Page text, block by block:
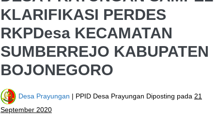
KLARIFIKASI PERDES
RKPDesa KECAMATAN
SUMBERREJO KABUPATEN
BOJONEGORO
Desa Prayungan | PPID Desa Prayungan Diposting pada 21
September 2020